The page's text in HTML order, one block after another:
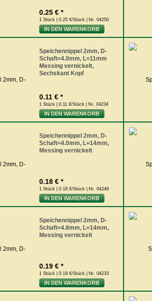
0.25 € *
1 Stück | 0.25 €/Stück | Nr. 04250
IN DEN WARENKORB
Speichennippel 2mm, D-
Schaft=4.0mm, L=11mm
Messing vernickelt,
Sechskant Kopf
0.11 € *
1 Stück | 0.11 €/Stück | Nr. 04234
IN DEN WARENKORB
Speichennippel 2mm, D-
Schaft=4.0mm, L=14mm,
Messing vernickelt
0.18 € *
1 Stück | 0.18 €/Stück | Nr. 04249
IN DEN WARENKORB
Speichennippel 2mm, D-
Schaft=4.8mm, L=14mm,
Messing vernickelt
0.19 € *
1 Stück | 0.19 €/Stück | Nr. 04233
IN DEN WARENKORB